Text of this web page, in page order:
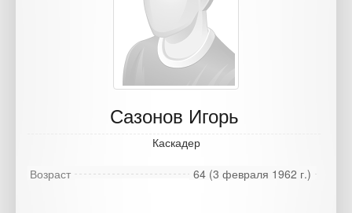
Сазонов Игорь
Каскадер
64 (3 февраля 1962 г.)
Возраст